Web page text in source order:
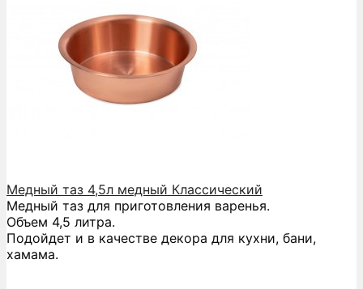
Медный таз 4,5л медный Классический
Медный таз для приготовления варенья.
Объем 4,5 литра.
Подойдет и в качестве декора для кухни, бани,
хамама.